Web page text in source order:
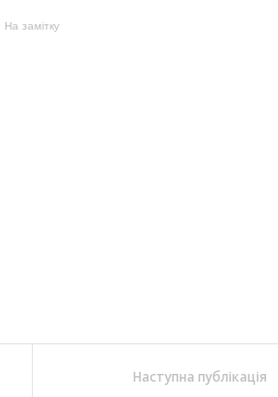
На замітку
Наступна публікація